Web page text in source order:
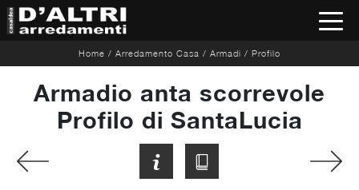
Home / Arredamento Casa / Armadi / Profilo
Armadio anta scorrevole
Profilo di SantaLucia